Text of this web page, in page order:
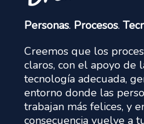
Personas. Procesos.
Creemos que los
claros, con el apoyo de
tecnología adecuada,
entorno donde las
trabajan más felices, y
consecuencia vuelve a